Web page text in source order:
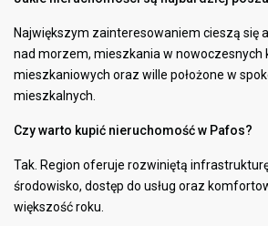
Największym zainteresowaniem cieszą się
nad morzem, mieszkania w nowoczesnych
mieszkaniowych oraz wille położone w
mieszkalnych.
Czy warto kupić nieruchomość w Pafos?
Tak. Region oferuje rozwiniętą
środowisko, dostęp do usług oraz
większość roku.